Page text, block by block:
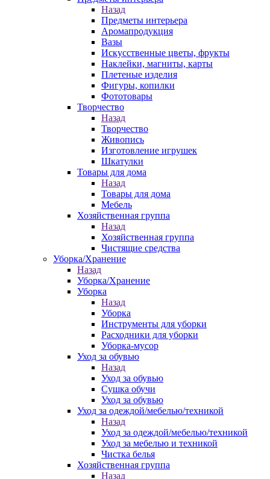
Назад
Предметы интерьера
Аромапродукция
Вазы
Искусственные цветы, фрукты
Наклейки, магниты, карты
Плетеные изделия
Фигуры, копилки
Фототовары
Творчество
Назад
Творчество
Живопись
Изготовление игрушек
Шкатулки
Товары для дома
Назад
Товары для дома
Мебель
Хозяйственная группа
Назад
Хозяйственная группа
Чистящие средства
Уборка/Хранение
Назад
Уборка/Хранение
Уборка
Назад
Уборка
Инструменты для уборки
Расходники для уборки
Уборка-мусор
Уход за обувью
Назад
Уход за обувью
Сушка обучи
Уход за обувью
Уход за одеждой/мебелью/техникой
Назад
Уход за одеждой/мебелью/техникой
Уход за мебелью и техникой
Чистка белья
Хозяйственная группа
Назад